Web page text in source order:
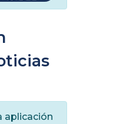
aplicación